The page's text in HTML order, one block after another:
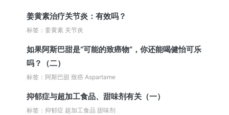
姜黄素治疗关节炎：有效吗？
标签：姜黄素 关节炎
如果阿斯巴甜是“可能的致癌物”，你还能喝健怡可乐
吗？（二）
标签：阿斯巴甜 致癌 Aspartame
抑郁症与超加工食品、甜味剂有关（一）
标签：抑郁症 超加工食品 甜味剂